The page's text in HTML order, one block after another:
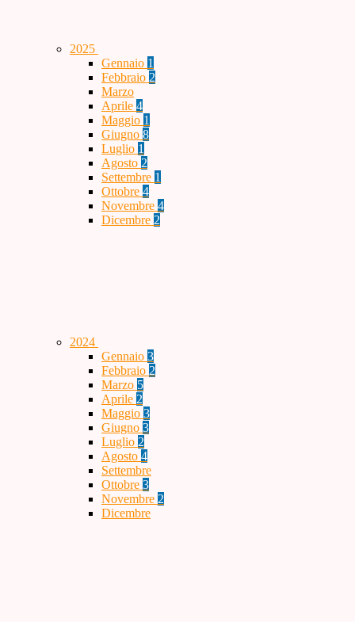
2025
Gennaio 1
Febbraio 2
Marzo
Aprile 4
Maggio 1
Giugno 8
Luglio 1
Agosto 2
Settembre 1
Ottobre 4
Novembre 4
Dicembre 2
2024
Gennaio 3
Febbraio 2
Marzo 5
Aprile 2
Maggio 3
Giugno 3
Luglio 2
Agosto 4
Settembre
Ottobre 3
Novembre 2
Dicembre